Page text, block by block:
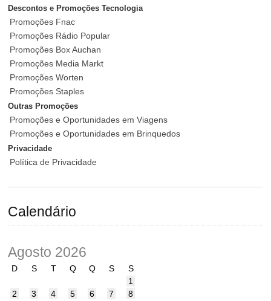
Descontos e Promoções Tecnologia
Promoções Fnac
Promoções Rádio Popular
Promoções Box Auchan
Promoções Media Markt
Promoções Worten
Promoções Staples
Outras Promoções
Promoções e Oportunidades em Viagens
Promoções e Oportunidades em Brinquedos
Privacidade
Política de Privacidade
Calendário
Agosto 2026
D S T Q Q S
S
1
2
3 4 5 6 7
8